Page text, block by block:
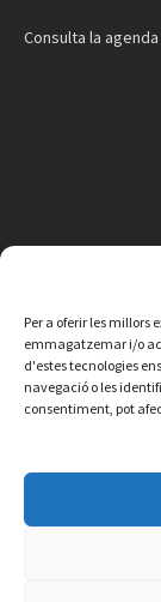
Per a oferir les millors
emmagatzemar i/o
d'estes tecnologies
navegació o les
consentiment, pot
Consulta la
© 2026